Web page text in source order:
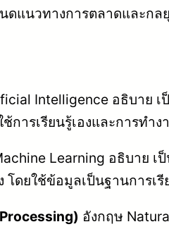
แนวทางการตลาดและก
Intelligence อธิบาย
การเรียนรู้เองและการทำ
Learning อธิบาย เ
โดยใช้ข้อมูลเป็นฐานการเรี
อังกฤษ